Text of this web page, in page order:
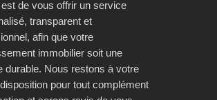
de vous offrir un service
transparent et
afin que votre
immobilier soit une
durable. Nous restons à votre
pour tout complément